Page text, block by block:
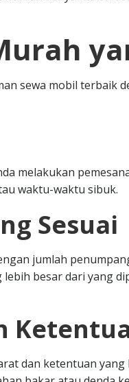
sewa mobil terbaik
melakukan
waktu-waktu sibuk.
Sesuai
jumlah
besar dari yang
dan ketentuan